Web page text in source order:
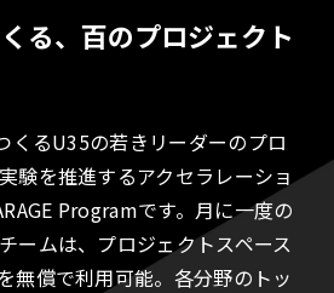
る、百のプロジェクト
くるU35の若きリーダーのプロ
験を推進するアクセラレーショ
Programです。月に一度の
ームは、プロジェクトスペース
無償で利用可能。各分野のトッ